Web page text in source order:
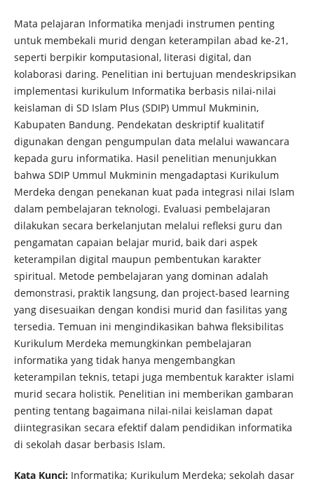
Mata pelajaran Informatika menjadi instrumen penting
untuk membekali murid dengan keterampilan abad ke-21,
seperti berpikir komputasional, literasi digital, dan
kolaborasi daring. Penelitian ini bertujuan mendeskripsikan
implementasi kurikulum Informatika berbasis nilai-nilai
keislaman di SD Islam Plus (SDIP) Ummul Mukminin,
Kabupaten Bandung. Pendekatan deskriptif kualitatif
digunakan dengan pengumpulan data melalui wawancara
kepada guru informatika. Hasil penelitian menunjukkan
bahwa SDIP Ummul Mukminin mengadaptasi Kurikulum
Merdeka dengan penekanan kuat pada integrasi nilai Islam
dalam pembelajaran teknologi. Evaluasi pembelajaran
dilakukan secara berkelanjutan melalui refleksi guru dan
pengamatan capaian belajar murid, baik dari aspek
keterampilan digital maupun pembentukan karakter
spiritual. Metode pembelajaran yang dominan adalah
demonstrasi, praktik langsung, dan project-based learning
yang disesuaikan dengan kondisi murid dan fasilitas yang
tersedia. Temuan ini mengindikasikan bahwa fleksibilitas
Kurikulum Merdeka memungkinkan pembelajaran
informatika yang tidak hanya mengembangkan
keterampilan teknis, tetapi juga membentuk karakter islami
murid secara holistik. Penelitian ini memberikan gambaran
penting tentang bagaimana nilai-nilai keislaman dapat
diintegrasikan secara efektif dalam pendidikan informatika
di sekolah dasar berbasis Islam.
Kata Kunci:Informatika; Kurikulum Merdeka; sekolah dasar